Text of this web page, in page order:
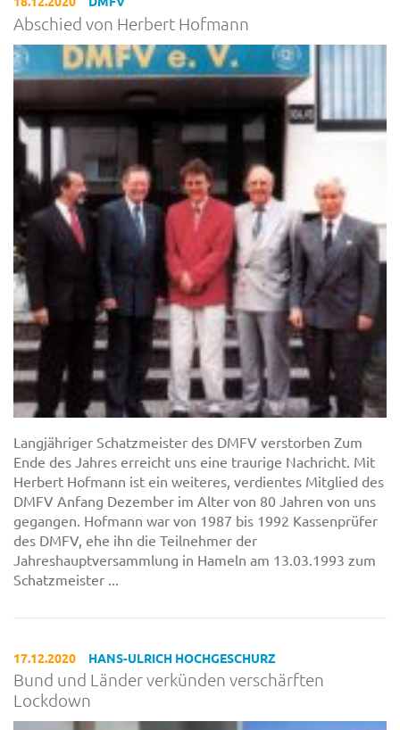
Abschied von Herbert Hofmann
Langjähriger Schatzmeister des DMFV verstorben Zum
Ende des Jahres erreicht uns eine traurige Nachricht. Mit
Herbert Hofmann ist ein weiteres, verdientes Mitglied des
DMFV Anfang Dezember im Alter von 80 Jahren von uns
gegangen. Hofmann war von 1987 bis 1992 Kassenprüfer
des DMFV, ehe ihn die Teilnehmer der
Jahreshauptversammlung in Hameln am 13.03.1993 zum
Schatzmeister ...
17.12.2020 HANS-ULRICH HOCHGESCHURZ
Bund und Länder verkünden verschärften
Lockdown